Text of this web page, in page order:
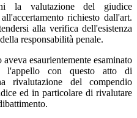
valutazione del giudice
richiesto dall'art.
alla verifica dell'esistenza
responsabilità penale.
esaurientemente esaminato
con questo atto di
rivalutazione del compendio
ed in particolare di rivalutare